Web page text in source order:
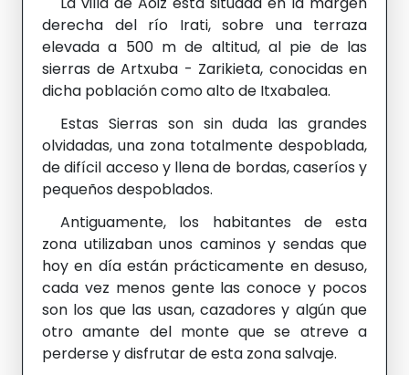
derecha del río Irati, sobre una terraza
elevada a 500 m de altitud, al pie de las
sierras de Artxuba - Zarikieta, conocidas en
dicha población como alto de Itxabalea.
Estas Sierras son sin duda las grandes
olvidadas, una zona totalmente despoblada,
de difícil acceso y llena de bordas, caseríos y
pequeños despoblados.
Antiguamente, los habitantes de esta
zona utilizaban unos caminos y sendas que
hoy en día están prácticamente en desuso,
cada vez menos gente las conoce y pocos
son los que las usan, cazadores y algún que
otro amante del monte que se atreve a
perderse y disfrutar de esta zona salvaje.